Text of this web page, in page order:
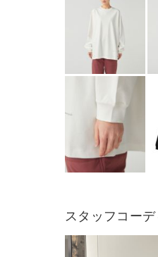
スタッフコーデ